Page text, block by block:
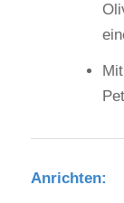
Anrichten: